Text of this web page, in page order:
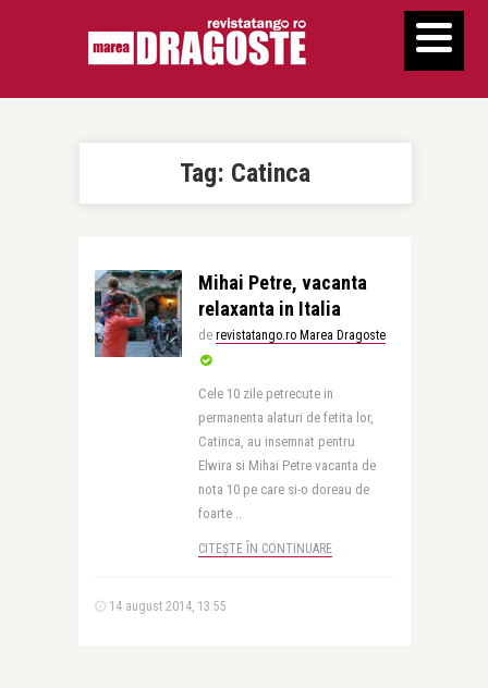
Tag: Catinca
Mihai Petre, vacanta
relaxanta in Italia
de revistatango.ro Marea Dragoste
Cele 10 zile petrecute in
permanenta alaturi de fetita lor,
Catinca, au insemnat pentru
Elwira si Mihai Petre vacanta de
nota 10 pe care si-o doreau de
foarte ..
CITEȘTE ÎN CONTINUARE
14 august 2014, 13:55